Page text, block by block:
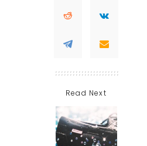
Read Next